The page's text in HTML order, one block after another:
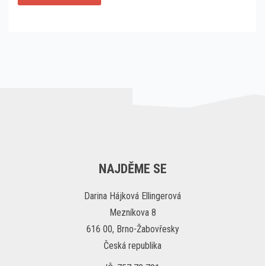
NAJDĚME SE
Darina Hájková Ellingerová
Mezníkova 8
616 00, Brno-Žabovřesky
Česká republika